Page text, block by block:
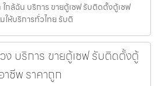
กล้ฉัน บริการ ขายตู้เซฟ รับติดตั้งตู้เซฟ
ห้บริการทั่วไทย รับติ
ง บริการ ขายตู้เซฟ รับติดตั้งตู้
ชีพ ราคาถูก